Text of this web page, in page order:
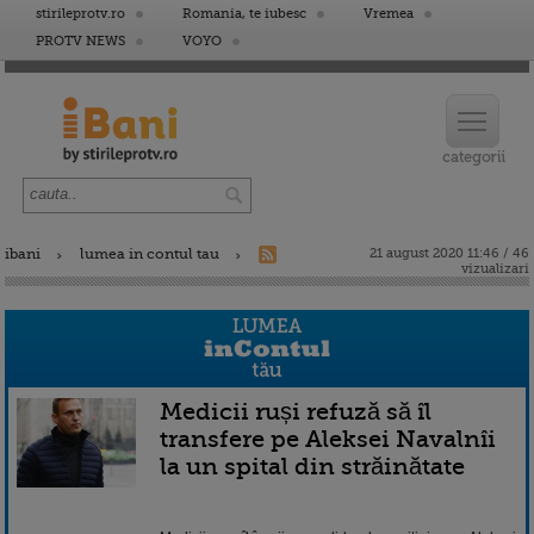
stirileprotv.ro Romania, te iubesc
Vremea
PROTV NEWS
VOYO
ibani lumea in contul tau
21 august 2020 11:46 / 46
vizualizari
Medicii ruși refuză să îl
transfere pe Aleksei Navalnîi
la un spital din străinătate